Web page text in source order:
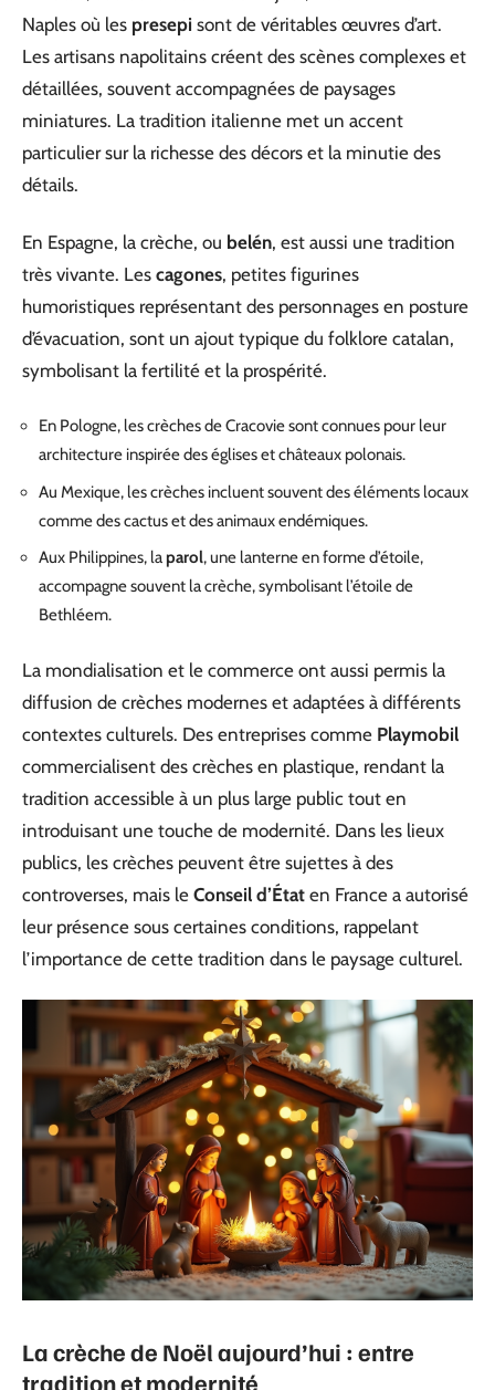
Naples où les presepi sont de véritables œuvres d’art.
Les artisans napolitains créent des scènes complexes et
détaillées, souvent accompagnées de paysages
miniatures. La tradition italienne met un accent
particulier sur la richesse des décors et la minutie des
détails.
En Espagne, la crèche, ou belén, est aussi une tradition
très vivante. Les cagones, petites figurines
humoristiques représentant des personnages en posture
d’évacuation, sont un ajout typique du folklore catalan,
symbolisant la fertilité et la prospérité.
En Pologne, les crèches de Cracovie sont connues pour leur
architecture inspirée des églises et châteaux polonais.
Au Mexique, les crèches incluent souvent des éléments locaux
comme des cactus et des animaux endémiques.
Aux Philippines, laparol, une lanterne en forme d’étoile,
accompagne souvent la crèche, symbolisant l’étoile de
Bethléem.
La mondialisation et le commerce ont aussi permis la
diffusion de crèches modernes et adaptées à différents
contextes culturels. Des entreprises comme Playmobil
commercialisent des crèches en plastique, rendant la
tradition accessible à un plus large public tout en
introduisant une touche de modernité. Dans les lieux
publics, les crèches peuvent être sujettes à des
controverses, mais le Conseil d’État en France a autorisé
leur présence sous certaines conditions, rappelant
l’importance de cette tradition dans le paysage culturel.
La crèche de Noël aujourd’hui : entre
tradition et modernité